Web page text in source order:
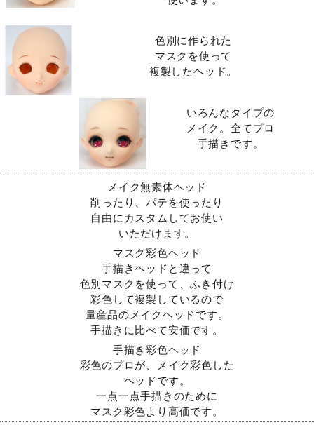
色別に作られた
マスクを使って
複製したヘッド。
いろんなタイプの
メイク。全てプロ
手描きです。
メイク無素体ヘッド
削ったり、パテを使ったり
自由にカスタムしてお使い
いただけます。
マスク彩色ヘッド
手描きヘッドと違って
色別マスクを使って、ふき付け
彩色して複製しているので
量産品のメイクヘッドです。
手描きに比べて安価です。
手描き彩色ヘッド
彩色のプロが、メイク彩色した
ヘッドです。
一点一点手描きのために
マスク彩色より高価です。